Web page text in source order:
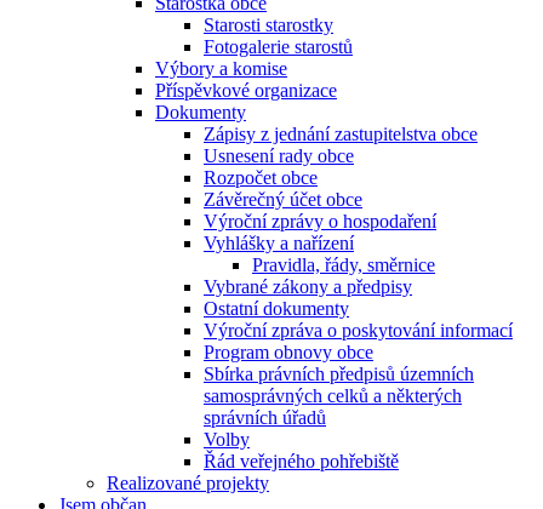
Starosti starostky
Fotogalerie starostů
Výbory a komise
Příspěvkové organizace
Dokumenty
Zápisy z jednání zastupitelstva obce
Usnesení rady obce
Rozpočet obce
Závěrečný účet obce
Výroční zprávy o hospodaření
Vyhlášky a nařízení
Pravidla, řády, směrnice
Vybrané zákony a předpisy
Ostatní dokumenty
Výroční zpráva o poskytování informací
Program obnovy obce
Sbírka právních předpisů územních
samosprávných celků a některých
správních úřadů
Volby
Řád veřejného pohřebiště
Realizované projekty
Jsem občan